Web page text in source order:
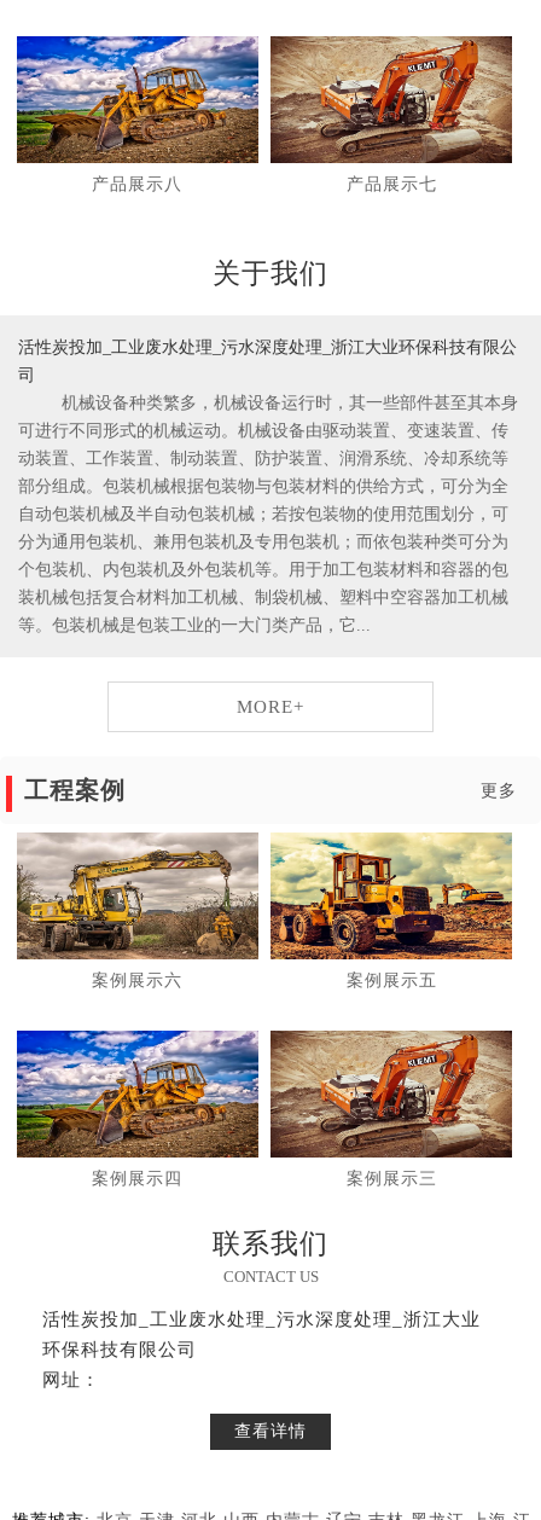
2
产品展示八 产品展示七
关于我们
活性炭投加_工业废水处理_污水深度处理_浙江大业环保科技有限公
司
机械设备种类繁多，机械设备运行时，其一些部件甚至其本身
可进行不同形式的机械运动。机械设备由驱动装置、变速装置、传
动装置、工作装置、制动装置、防护装置、润滑系统、冷却系统等
部分组成。包装机械根据包装物与包装材料的供给方式，可分为全
自动包装机械及半自动包装机械；若按包装物的使用范围划分，可
分为通用包装机、兼用包装机及专用包装机；而依包装种类可分为
个包装机、内包装机及外包装机等。用于加工包装材料和容器的包
装机械包括复合材料加工机械、制袋机械、塑料中空容器加工机械
等。包装机械是包装工业的一大门类产品，它...
MORE+
工程案例 更多
案例展示六 案例展示五
案例展示四 案例展示三
联系我们
CONTACT US
活性炭投加_工业废水处理_污水深度处理_浙江大业
环保科技有限公司
网址：
查看详情